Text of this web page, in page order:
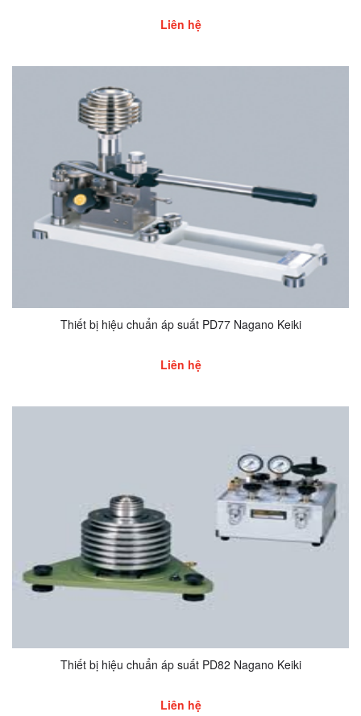
Liên hệ
Thiết bị hiệu chuẩn áp suất PD77 Nagano Keiki
Liên hệ
Thiết bị hiệu chuẩn áp suất PD82 Nagano Keiki
Liên hệ